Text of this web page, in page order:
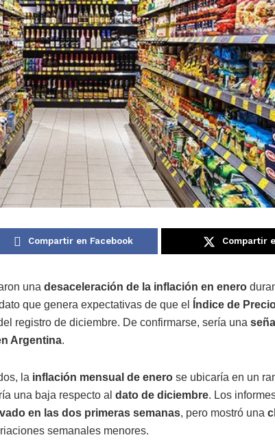
Compartir en Facebook Compartir
una desaceleración de la inflación en enero
que genera expectativas de que el
Índice de
registro de diciembre. De confirmarse, sería una
Argentina.
la inflación mensual de enero se ubicaría en un
una baja respecto al dato de diciembre. Los
en las dos primeras semanas, pero mostró una
semanales menores.